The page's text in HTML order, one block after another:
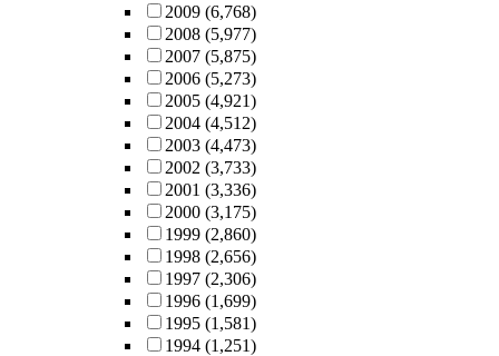
2009 (6,768)
2008 (5,977)
2007 (5,875)
2006 (5,273)
2005 (4,921)
2004 (4,512)
2003 (4,473)
2002 (3,733)
2001 (3,336)
2000 (3,175)
1999 (2,860)
1998 (2,656)
1997 (2,306)
1996 (1,699)
1995 (1,581)
1994 (1,251)